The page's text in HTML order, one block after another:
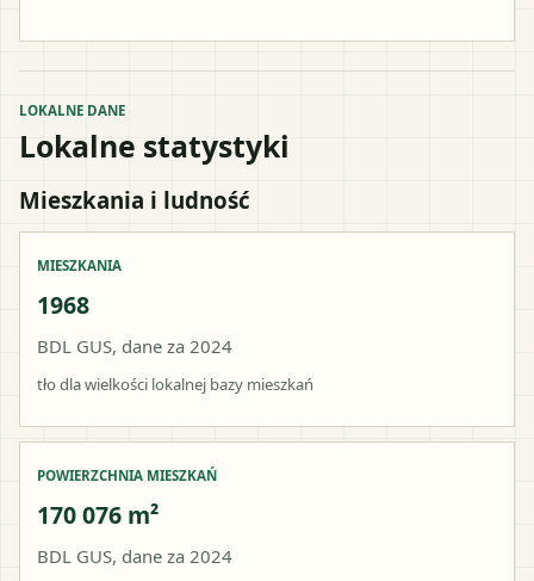
LOKALNE DANE
Lokalne statystyki
Mieszkania i ludność
MIESZKANIA
1968
BDL GUS, dane za 2024
tło dla wielkości lokalnej bazy mieszkań
POWIERZCHNIA MIESZKAŃ
170 076 m²
BDL GUS, dane za 2024